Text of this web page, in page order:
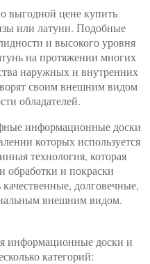
выгодной цене купить
или латуни. Подобные
и высокого уровня
на протяжении многих
наружных и внутренних
своим внешним видом
обладателей.
информационные доски
которых используется
технология, которая
обработки и покраски
долговечные,
внешним видом.
информационные доски и
категорий: